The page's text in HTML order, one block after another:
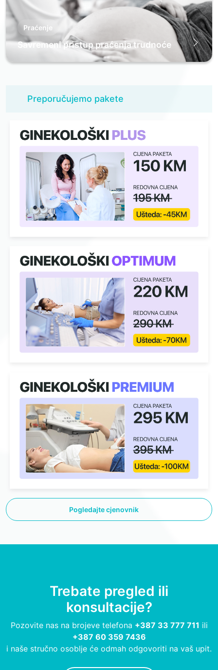
Praćenje
Savremeni pristup praćenja trudnoće
Preporučujemo pakete
Pogledajte cjenovnik
Trebate pregled ili
konsultacije?
Pozovite nas na brojeve telefona +387 33 777 711 ili
+387 60 359 7436
i naše stručno osoblje će odmah odgovoriti na vaš upit.